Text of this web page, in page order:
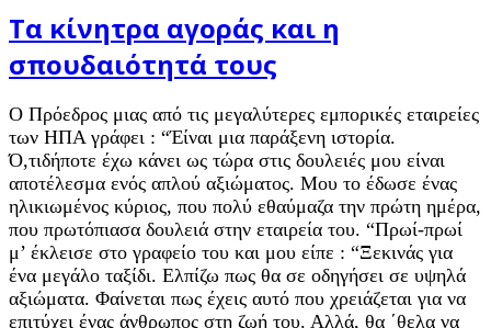
Τα κίνητρα αγοράς και η
σπουδαιότητά τους
Ο Πρόεδρος μιας από τις μεγαλύτερες εμπορικές εταιρείες
των ΗΠΑ γράφει : “Έίναι μια παράξενη ιστορία.
Ό,τιδήποτε έχω κάνει ως τώρα στις δουλειές μου είναι
αποτέλεσμα ενός απλού αξιώματος. Μου το έδωσε ένας
ηλικιωμένος κύριος, που πολύ εθαύμαζα την πρώτη ημέρα,
που πρωτόπιασα δουλειά στην εταιρεία του. “Πρωί-πρωί
μ’ έκλεισε στο γραφείο του και μου είπε : “Ξεκινάς για
ένα μεγάλο ταξίδι. Ελπίζω πως θα σε οδηγήσει σε υψηλά
αξιώματα. Φαίνεται πως έχεις αυτό που χρειάζεται για να
επιτύχει ένας άνθρωπος στη ζωή του. Αλλά, θα ΄θελα να